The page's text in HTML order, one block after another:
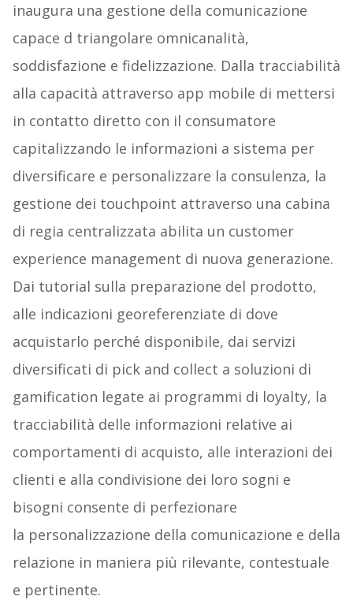
inaugura una gestione della comunicazione
capace d triangolare omnicanalità,
soddisfazione e fidelizzazione. Dalla tracciabilità
alla capacità attraverso app mobile di mettersi
in contatto diretto con il consumatore
capitalizzando le informazioni a sistema per
diversificare e personalizzare la consulenza, la
gestione dei touchpoint attraverso una cabina
di regia centralizzata abilita un customer
experience management di nuova generazione.
Dai tutorial sulla preparazione del prodotto,
alle indicazioni georeferenziate di dove
acquistarlo perché disponibile, dai servizi
diversificati di pick and collect a soluzioni di
gamification legate ai programmi di loyalty, la
tracciabilità delle informazioni relative ai
comportamenti di acquisto, alle interazioni dei
clienti e alla condivisione dei loro sogni e
bisogni consente di perfezionare
la personalizzazione della comunicazione e della
relazione in maniera più rilevante, contestuale
e pertinente.